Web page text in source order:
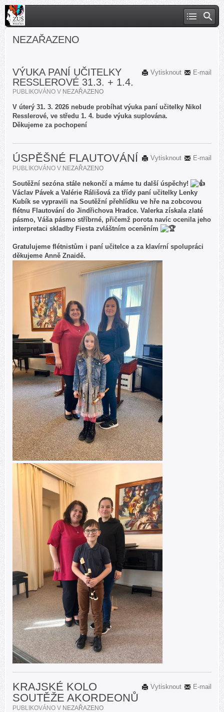
NEZAŘAZENO
E-mail
Vytisknout
VÝUKA PANÍ UČITELKY
RESSLEROVÉ 31.3. + 1.4.
PUBLIKOVÁNO V NEZAŘAZENO
V úterý 31. 3. 2026 nebude probíhat výuka paní učitelky Nikol
Resslerové, ve středu 1. 4. bude výuka suplována.
Děkujeme za pochopení
E-mail
Vytisknout
ÚSPĚŠNÉ FLAUTOVÁNÍ
PUBLIKOVÁNO V NEZAŘAZENO
Soutěžní sezóna stále nekončí a máme tu další úspěchy!
Václav Pávek a Valérie Rálišová za třídy paní učitelky Lenky
Kubík se vypravili na Soutěžní přehlídku ve hře na zobcovou
flétnu Flautování do Jindřichova Hradce. Valerka získala zlaté
pásmo, Váša pásmo stříbrné, přičemž porota navíc ocenila jeho
interpretaci skladby Fiesta zvláštním oceněním
Gratulujeme flétnistům i paní učitelce a za klavírní spolupráci
děkujeme Anně Znaidě.
E-mail
Vytisknout
KRAJSKÉ KOLO
SOUTĚŽE AKORDEONŮ
PUBLIKOVÁNO V NEZAŘAZENO